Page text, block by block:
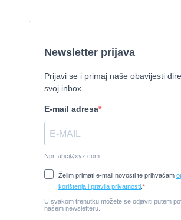
2010, 8,46 x 3,12 m, Mercruiser
Prodaje se Gulet
Cijena:1.150.000 EUR
Izletnički brod - 94 osobe
1954, 16,60 x 5,10 m, FAMOS 129 KW
Tender Williams 325 TurboJet - sniženo!
Cijena:
Damor 900 FURIA - EXTRA OPREMA -
CIJENA
2008, 8,98 x 3 m, Yanmar 200kW -